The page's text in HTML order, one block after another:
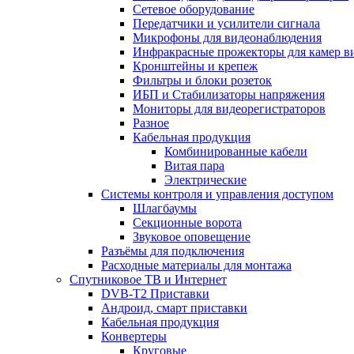
Сетевое оборудование
Передатчики и усилители сигнала
Микрофоны для видеонаблюдения
Инфракрасные прожекторы для камер
Кронштейны и крепеж
Фильтры и блоки розеток
ИБП и Стабилизаторы напряжения
Мониторы для видеорегистраторов
Разное
Кабельная продукция
Комбинированные кабели
Витая пара
Электрические
Системы контроля и управления доступом
Шлагбаумы
Секционные ворота
Звуковое оповещение
Разъёмы для подключения
Расходные материалы для монтажа
Спутниковое ТВ и Интернет
DVB-Т2 Приставки
Андроид, смарт приставки
Кабельная продукция
Конвертеры
Круговые